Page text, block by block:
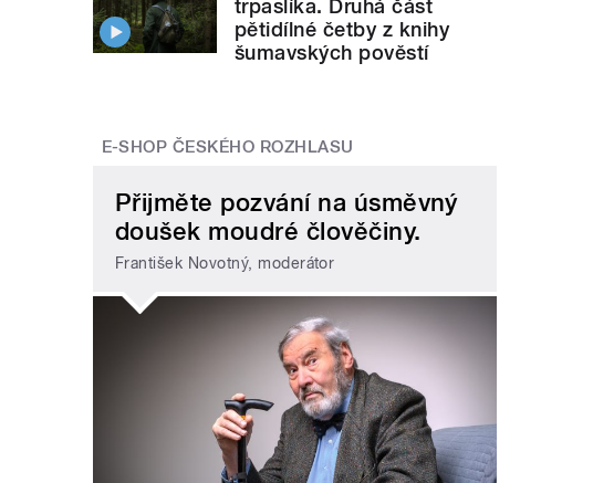
trpaslíka. Druhá část
pětidílné četby z knihy
šumavských pověstí
E-SHOP ČESKÉHO ROZHLASU
Přijměte pozvání na úsměvný
doušek moudré člověčiny.
František Novotný, moderátor